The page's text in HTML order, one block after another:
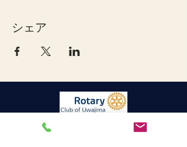
シェア
宇和島ロータリークラブ